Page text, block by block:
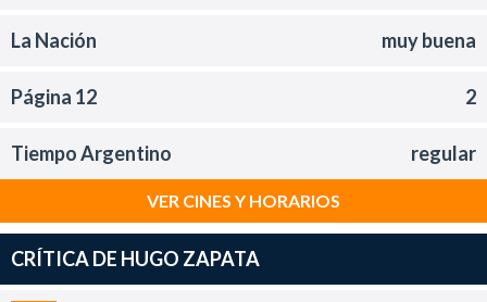
La Nación muy buena
Página 12 2
Tiempo Argentino regular
VER CINES Y HORARIOS
CRÍTICA DE HUGO ZAPATA